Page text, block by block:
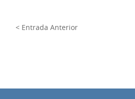
< Entrada Anterior